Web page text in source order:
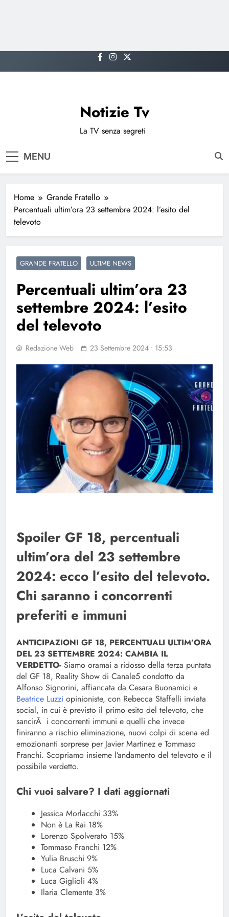
to
Notizie Tv
La TV senza segreti
MENU
Home
Grande Fratello
Percentuali ultim’ora 23 settembre 2024: l’esito del
televoto
GRANDE FRATELLO ULTIME NEWS
Percentuali ultim’ora 23
settembre 2024: l’esito
del televoto
Redazione Web 23 Settembre 2024 • 15:53
Spoiler GF 18, percentuali
ultim’ora del 23 settembre
2024: ecco l’esito del televoto.
Chi saranno i concorrenti
preferiti e immuni
ANTICIPAZIONI GF 18, PERCENTUALI ULTIM’ORA
DEL 23 SETTEMBRE 2024: CAMBIA IL
VERDETTO- Siamo oramai a ridosso della terza puntata
del GF 18, Reality Show di Canale5 condotto da
Alfonso Signorini, affiancata da Cesara Buonamici e
Beatrice Luzzi opinioniste, con Rebecca Staffelli inviata
social, in cui è previsto il primo esito del televoto, che
sancirÃ i concorrenti immuni e quelli che invece
finiranno a rischio eliminazione, nuovi colpi di scena ed
emozionanti sorprese per Javier Martinez e Tommaso
Franchi. Scopriamo insieme l’andamento del televoto e il
possibile verdetto.
Chi vuoi salvare? I dati aggiornati
Jessica Morlacchi 33%
Non è La Rai 18%
Lorenzo Spolverato 15%
Tommaso Franchi 12%
Yulia Bruschi 9%
Luca Calvani 5%
Luca Giglioli 4%
Ilaria Clemente 3%